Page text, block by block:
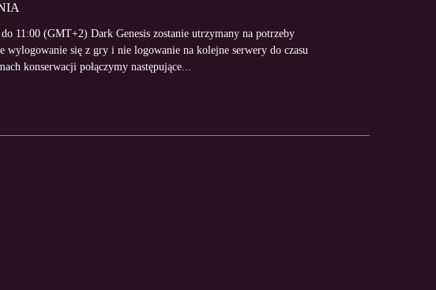
11:00 (GMT+2) Dark Genesis zostanie utrzymany na potrzeby
wylogowanie się z gry i nie logowanie na kolejne serwery do czasu
konserwacji połączymy następujące...